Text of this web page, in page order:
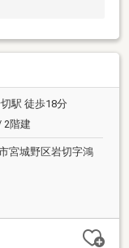
駅 徒歩18分
2階建
宮城野区岩切字鴻